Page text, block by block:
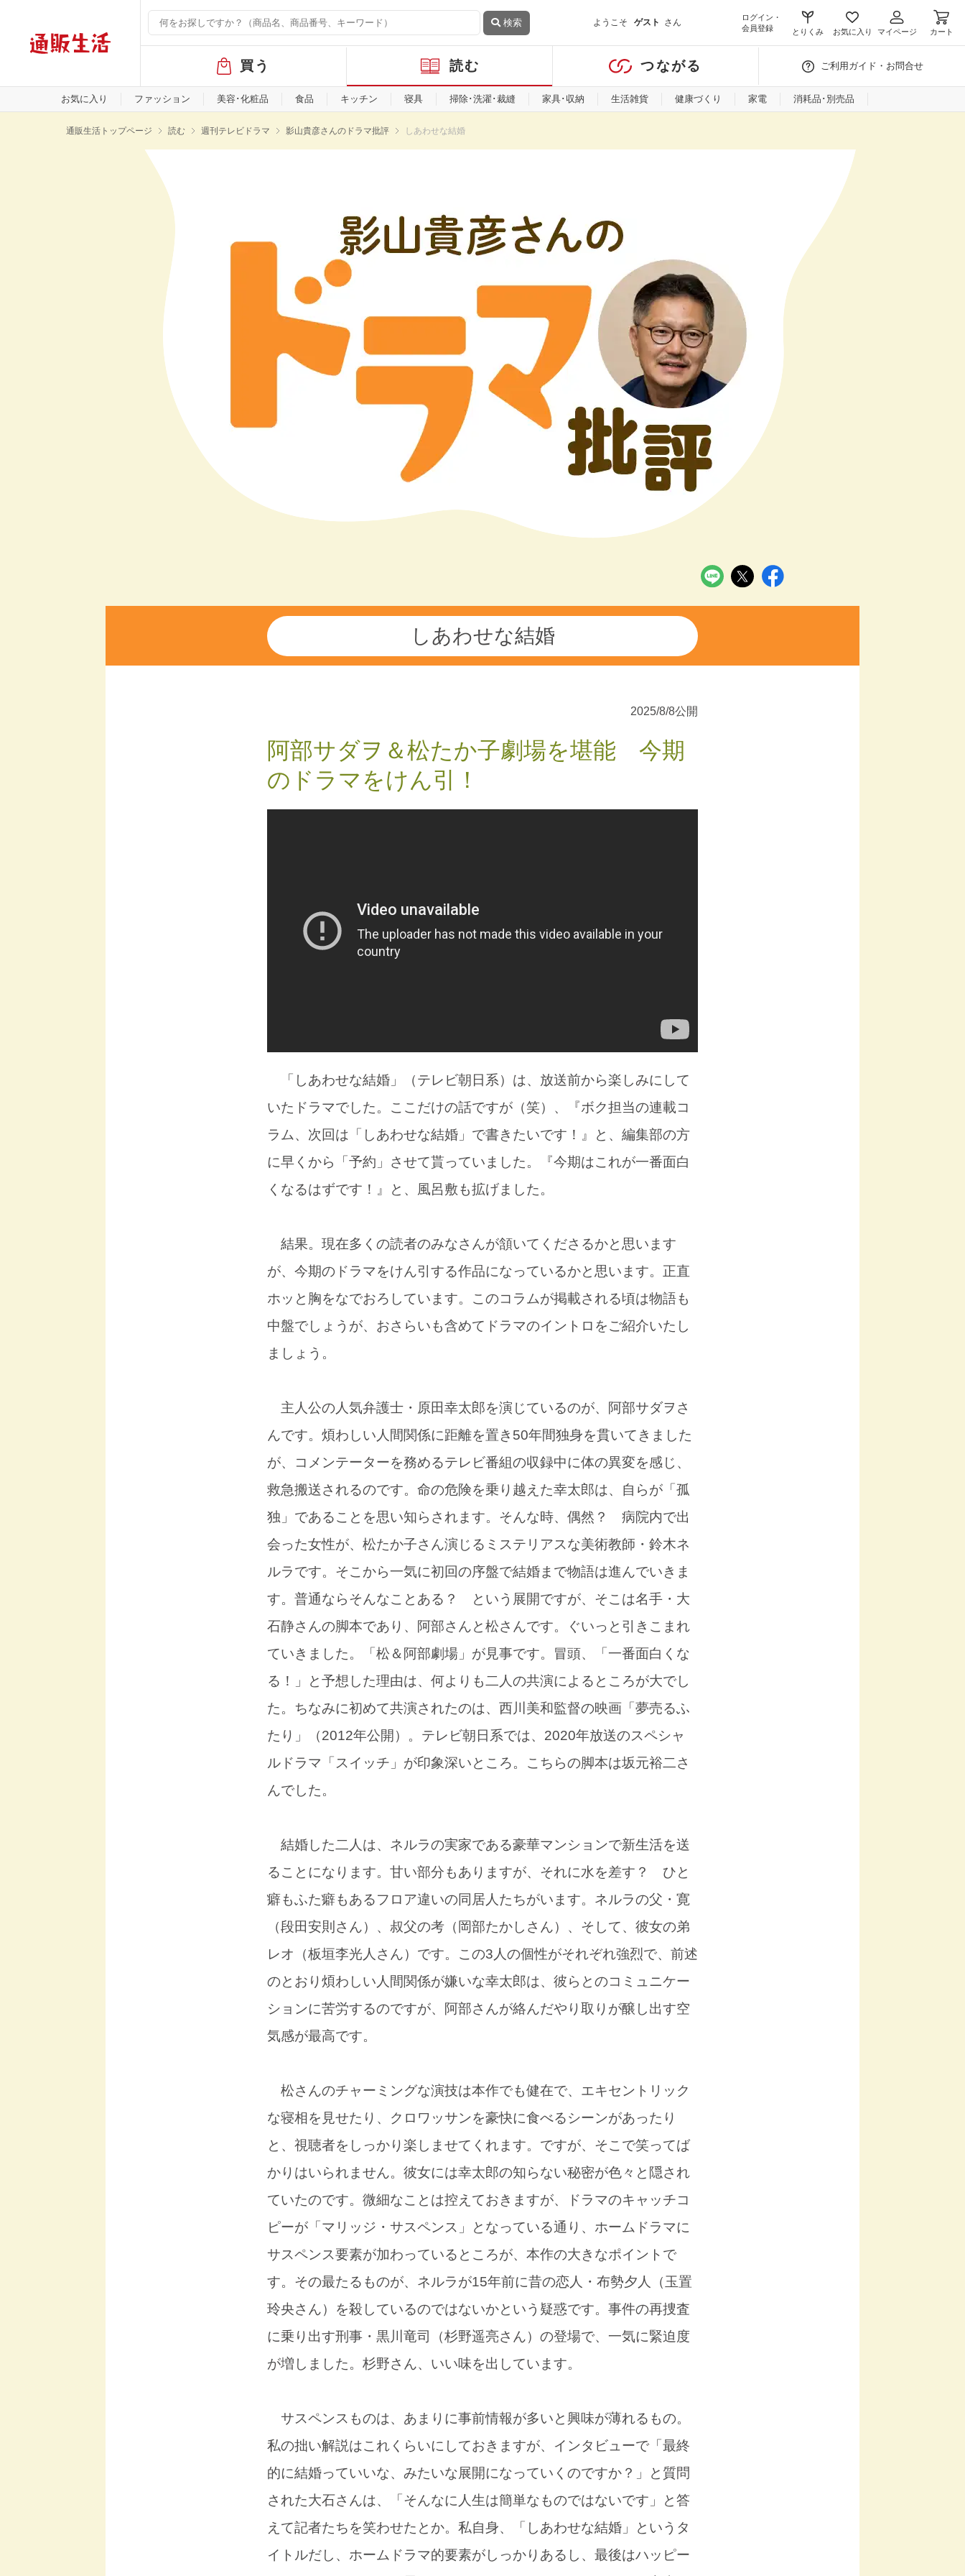
検索 ようこそ ゲスト さん
ログイン・
会員登録
とりくみ お気に入り マイページ カート
バ
ル
メ
ュ
買う 読む つながる ご利用ガイド・お問合せ
お気に入り ファッション 美容･化粧品 食品 キッチン 寝具 掃除･洗濯･裁縫 家具･収納 生活雑貨 健康づくり 家電 消耗品･別売品
通販生活トップページ 読む 週刊テレビドラマ 影山貴彦さんのドラマ批評 しあわせな結婚
しあわせな結婚
2025/8/8公開
阿部サダヲ＆松たか子劇場を堪能 今期
のドラマをけん引！
「しあわせな結婚」（テレビ朝日系）は、放送前から楽しみにして
いたドラマでした。ここだけの話ですが（笑）、『ボク担当の連載コ
ラム、次回は「しあわせな結婚」で書きたいです！』と、編集部の方
に早くから「予約」させて貰っていました。『今期はこれが一番面白
くなるはずです！』と、風呂敷も拡げました。
結果。現在多くの読者のみなさんが頷いてくださるかと思います
が、今期のドラマをけん引する作品になっているかと思います。正直
ホッと胸をなでおろしています。このコラムが掲載される頃は物語も
中盤でしょうが、おさらいも含めてドラマのイントロをご紹介いたし
ましょう。
主人公の人気弁護士・原田幸太郎を演じているのが、阿部サダヲさ
んです。煩わしい人間関係に距離を置き50年間独身を貫いてきました
が、コメンテーターを務めるテレビ番組の収録中に体の異変を感じ、
救急搬送されるのです。命の危険を乗り越えた幸太郎は、自らが「孤
独」であることを思い知らされます。そんな時、偶然？ 病院内で出
会った女性が、松たか子さん演じるミステリアスな美術教師・鈴木ネ
ルラです。そこから一気に初回の序盤で結婚まで物語は進んでいきま
す。普通ならそんなことある？ という展開ですが、そこは名手・大
石静さんの脚本であり、阿部さんと松さんです。ぐいっと引きこまれ
ていきました。「松＆阿部劇場」が見事です。冒頭、「一番面白くな
る！」と予想した理由は、何よりも二人の共演によるところが大でし
た。ちなみに初めて共演されたのは、西川美和監督の映画「夢売るふ
たり」（2012年公開）。テレビ朝日系では、2020年放送のスペシャ
ルドラマ「スイッチ」が印象深いところ。こちらの脚本は坂元裕二さ
んでした。
結婚した二人は、ネルラの実家である豪華マンションで新生活を送
ることになります。甘い部分もありますが、それに水を差す？ ひと
癖もふた癖もあるフロア違いの同居人たちがいます。ネルラの父・寛
（段田安則さん）、叔父の考（岡部たかしさん）、そして、彼女の弟
レオ（板垣李光人さん）です。この3人の個性がそれぞれ強烈で、前述
のとおり煩わしい人間関係が嫌いな幸太郎は、彼らとのコミュニケー
ションに苦労するのですが、阿部さんが絡んだやり取りが醸し出す空
気感が最高です。
松さんのチャーミングな演技は本作でも健在で、エキセントリック
な寝相を見せたり、クロワッサンを豪快に食べるシーンがあったり
と、視聴者をしっかり楽しませてくれます。ですが、そこで笑ってば
かりはいられません。彼女には幸太郎の知らない秘密が色々と隠され
ていたのです。微細なことは控えておきますが、ドラマのキャッチコ
ピーが「マリッジ・サスペンス」となっている通り、ホームドラマに
サスペンス要素が加わっているところが、本作の大きなポイントで
す。その最たるものが、ネルラが15年前に昔の恋人・布勢夕人（玉置
玲央さん）を殺しているのではないかという疑惑です。事件の再捜査
に乗り出す刑事・黒川竜司（杉野遥亮さん）の登場で、一気に緊迫度
が増しました。杉野さん、いい味を出しています。
サスペンスものは、あまりに事前情報が多いと興味が薄れるもの。
私の拙い解説はこれくらいにしておきますが、インタビューで「最終
的に結婚っていいな、みたいな展開になっていくのですか？」と質問
された大石さんは、「そんなに人生は簡単なものではないです」と答
えて記者たちを笑わせたとか。私自身、「しあわせな結婚」というタ
イトルだし、ホームドラマ的要素がしっかりあるし、最後はハッピー